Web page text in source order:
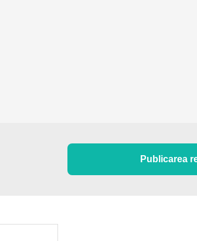
Publicarea